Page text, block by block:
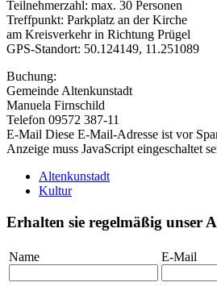
Teilnehmerzahl: max. 30 Personen
Treffpunkt: Parkplatz an der Kirche
am Kreisverkehr in Richtung Prügel
GPS-Standort: 50.124149, 11.251089
Buchung:
Gemeinde Altenkunstadt
Manuela Firnschild
Telefon 09572 387-11
E-Mail Diese E-Mail-Adresse ist vor
Anzeige muss JavaScript eingeschaltet
Altenkunstadt
Kultur
Erhalten sie regelmäßig unser
Name E-Mail